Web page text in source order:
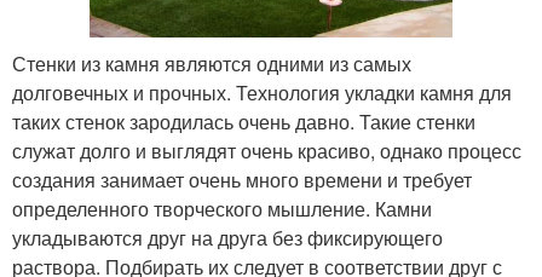
Стенки из камня являются одними из самых
долговечных и прочных. Технология укладки камня для
таких стенок зародилась очень давно. Такие стенки
служат долго и выглядят очень красиво, однако процесс
создания занимает очень много времени и требует
определенного творческого мышление. Камни
укладываются друг на друга без фиксирующего
раствора. Подбирать их следует в соответствии друг с